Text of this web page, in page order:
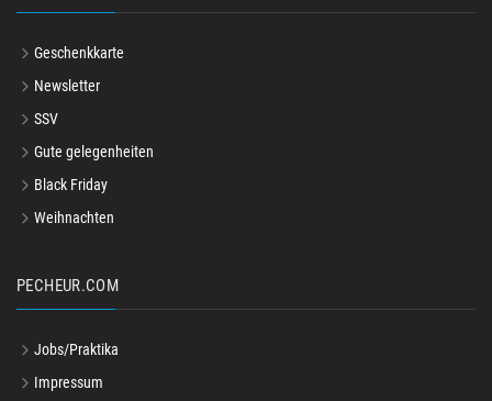
Geschenkkarte
Newsletter
SSV
Gute gelegenheiten
Black Friday
Weihnachten
PECHEUR.COM
Jobs/Praktika
Impressum